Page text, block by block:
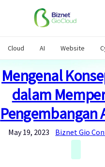
Cloud AI Website
Mengenal
dalam
Pengembangan
May 19, 2023 Biznet Gio